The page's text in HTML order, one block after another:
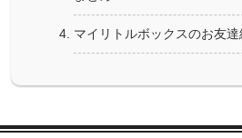
マイリトルボックスのお友